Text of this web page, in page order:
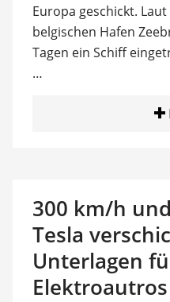
Europa geschickt.
belgischen Hafen
Tagen ein Schiff
…
300 km/h
Tesla
Unterlagen